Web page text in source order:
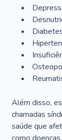
Além disso,
chamadas
saúde que